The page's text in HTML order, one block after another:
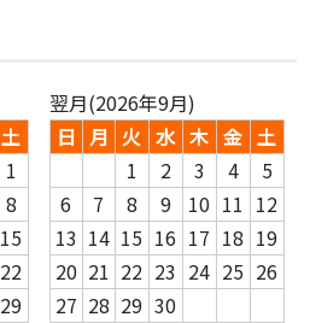
土
1
8
15
22
29
翌月(2026年9月)
日 月 火 水 木 金 土
1
2 3 4
5
6
7 8 9 10 11 12
13 14 15 16 17 18 19
20 21 22 23 24 25 26
27 28 29 30